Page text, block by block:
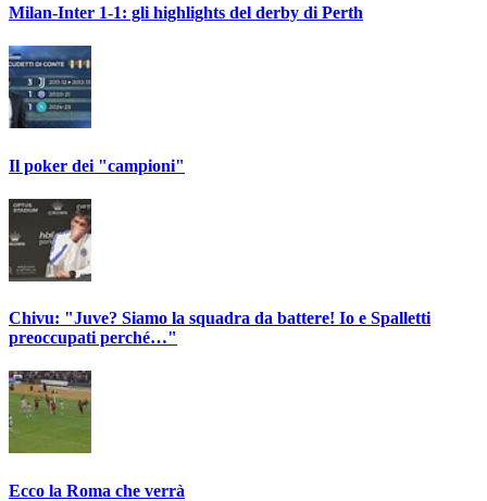
Milan-Inter 1-1: gli highlights del derby di Perth
Il poker dei "campioni"
Chivu: "Juve? Siamo la squadra da battere! Io e Spalletti
preoccupati perché…"
Ecco la Roma che verrà